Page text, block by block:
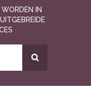
WORDEN IN